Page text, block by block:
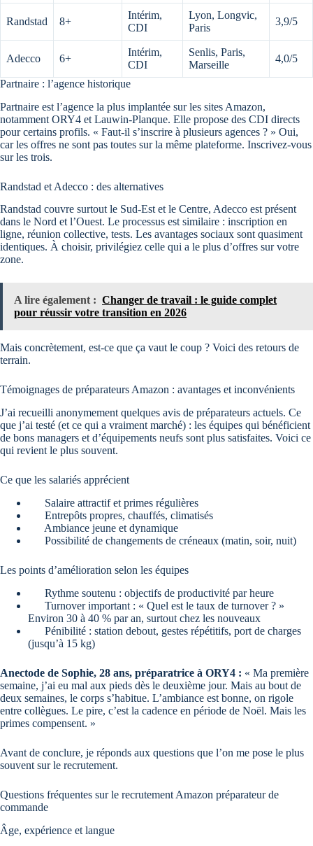
Randstad 8+
Intérim,
CDI
Lyon, Longvic,
Paris
3,9/5
Adecco 6+
Intérim,
CDI
Senlis, Paris,
Marseille
4,0/5
Partnaire : l’agence historique
Partnaire est l’agence la plus implantée sur les sites Amazon,
notamment ORY4 et Lauwin-Planque. Elle propose des CDI directs
pour certains profils. « Faut-il s’inscrire à plusieurs agences ? » Oui,
car les offres ne sont pas toutes sur la même plateforme. Inscrivez-vous
sur les trois.
Randstad et Adecco : des alternatives
Randstad couvre surtout le Sud-Est et le Centre, Adecco est présent
dans le Nord et l’Ouest. Le processus est similaire : inscription en
ligne, réunion collective, tests. Les avantages sociaux sont quasiment
identiques. À choisir, privilégiez celle qui a le plus d’offres sur votre
zone.
A lire également : Changer de travail : le guide complet
pour réussir votre transition en 2026
Mais concrètement, est-ce que ça vaut le coup ? Voici des retours de
terrain.
Témoignages de préparateurs Amazon : avantages et inconvénients
J’ai recueilli anonymement quelques avis de préparateurs actuels. Ce
que j’ai testé (et ce qui a vraiment marché) : les équipes qui bénéficient
de bons managers et d’équipements neufs sont plus satisfaites. Voici ce
qui revient le plus souvent.
Ce que les salariés apprécient
Salaire attractif et primes régulières
Entrepôts propres, chauffés, climatisés
Ambiance jeune et dynamique
Possibilité de changements de créneaux (matin, soir, nuit)
Les points d’amélioration selon les équipes
Rythme soutenu : objectifs de productivité par heure
Turnover important : « Quel est le taux de turnover ? »
Environ 30 à 40 % par an, surtout chez les nouveaux
Pénibilité : station debout, gestes répétitifs, port de charges
(jusqu’à 15 kg)
Anectode de Sophie, 28 ans, préparatrice à ORY4 : « Ma première
semaine, j’ai eu mal aux pieds dès le deuxième jour. Mais au bout de
deux semaines, le corps s’habitue. L’ambiance est bonne, on rigole
entre collègues. Le pire, c’est la cadence en période de Noël. Mais les
primes compensent. »
Avant de conclure, je réponds aux questions que l’on me pose le plus
souvent sur le recrutement.
Questions fréquentes sur le recrutement Amazon préparateur de
commande
Âge, expérience et langue